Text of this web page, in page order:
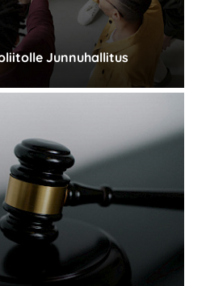
Junnuhallitus